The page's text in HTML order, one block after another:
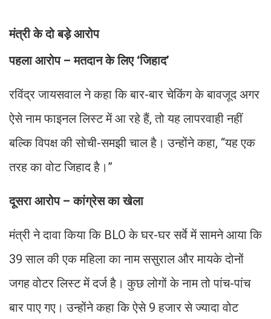
मंत्री के दो बड़े आरोप
पहला आरोप – मतदान के लिए ‘जिहाद’
रविंद्र जायसवाल ने कहा कि बार-बार चेकिंग के बावजूद अगर
ऐसे नाम फाइनल लिस्ट में आ रहे हैं, तो यह लापरवाही नहीं
बल्कि विपक्ष की सोची-समझी चाल है। उन्होंने कहा, “यह एक
तरह का वोट जिहाद है।”
दूसरा आरोप – कांग्रेस का खेला
मंत्री ने दावा किया कि BLO के घर-घर सर्वे में सामने आया कि
39 साल की एक महिला का नाम ससुराल और मायके दोनों
जगह वोटर लिस्ट में दर्ज है। कुछ लोगों के नाम तो पांच-पांच
बार पाए गए। उन्होंने कहा कि ऐसे 9 हजार से ज्यादा वोट